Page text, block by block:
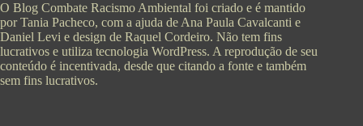
O Blog Combate Racismo Ambiental foi criado e é mantido
por Tania Pacheco, com a ajuda de Ana Paula Cavalcanti e
Daniel Levi e design de Raquel Cordeiro. Não tem fins
lucrativos e utiliza tecnologia WordPress. A reprodução de seu
conteúdo é incentivada, desde que citando a fonte e também
sem fins lucrativos.